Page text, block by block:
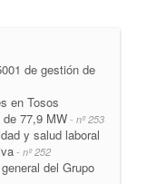
de gestión de
en Tosos
77,9 MW - nº 253
y salud laboral
- nº 252
del Grupo